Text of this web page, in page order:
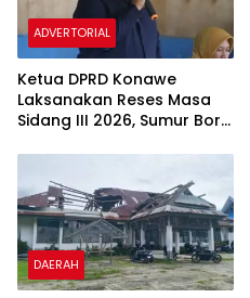
ADVERTORIAL
Ketua DPRD Konawe
Laksanakan Reses Masa
Sidang III 2026, Sumur Bor
Kumapo
DAERAH